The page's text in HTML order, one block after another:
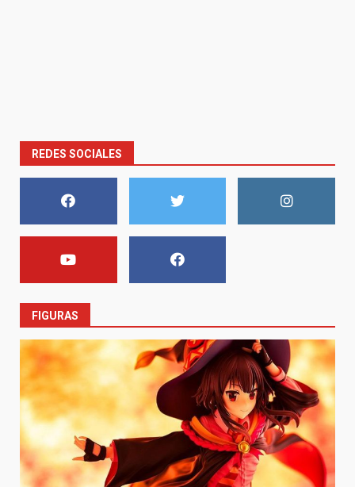
REDES SOCIALES
FIGURAS